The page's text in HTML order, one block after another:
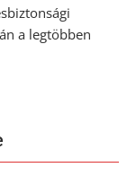
a legtöbben